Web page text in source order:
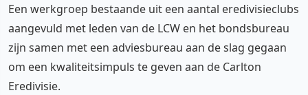
Een werkgroep bestaande uit een aantal eredivisieclubs
aangevuld met leden van de LCW en het bondsbureau
zijn samen met een adviesbureau aan de slag gegaan
om een kwaliteitsimpuls te geven aan de Carlton
Eredivisie.